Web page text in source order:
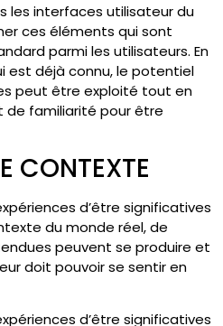
les interfaces utilisateur du
ces éléments qui sont
parmi les utilisateurs. En
est déjà connu, le potentiel
peut être exploité tout en
familiarité pour être
CONTEXTE
d’être significatives
du monde réel, de
peuvent se produire et
doit pouvoir se sentir en
d’être significatives